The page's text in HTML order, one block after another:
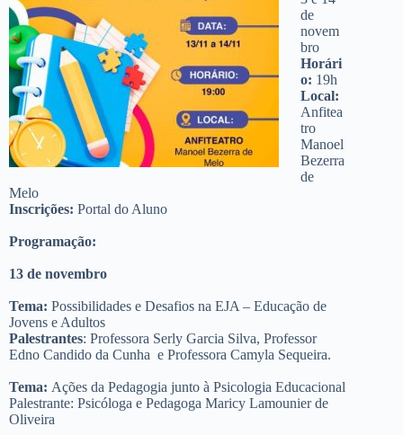
de
novem
bro
Horári
o: 19h
Local:
Anfitea
tro
Manoel
Bezerra
de
Melo
Inscrições: Portal do Aluno
Programação:
13 de novembro
Tema: Possibilidades e Desafios na EJA – Educação de
Jovens e Adultos
Palestrantes: Professora Serly Garcia Silva, Professor
Edno Candido da Cunha e Professora Camyla Sequeira.
Tema: Ações da Pedagogia junto à Psicologia Educacional
Palestrante: Psicóloga e Pedagoga Maricy Lamounier de
Oliveira